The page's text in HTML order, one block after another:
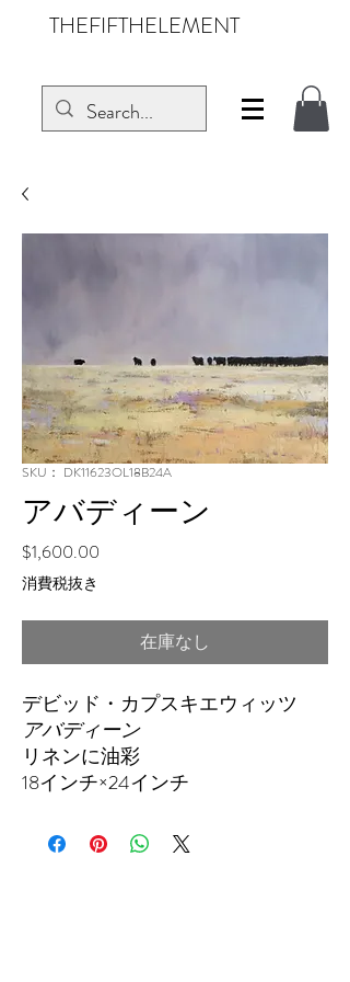
THEFIFTHELEMENT
SKU： DK11623OL18B24A
アバディーン
$1,600.00
消費税抜き
在庫なし
デビッド・カプスキエウィッツ
アバディーン
リネンに油彩
18インチ×24インチ